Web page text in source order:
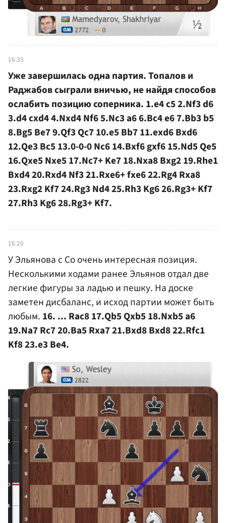
16:35
Уже завершилась одна партия. Топалов и
Раджабов сыграли вничью, не найдя способов
ослабить позицию соперника. 1.e4 c5 2.Nf3 d6
3.d4 cxd4 4.Nxd4 Nf6 5.Nc3 a6 6.Bc4 e6 7.Bb3 b5
8.Bg5 Be7 9.Qf3 Qc7 10.e5 Bb7 11.exd6 Bxd6
12.Qe3 Bc5 13.0-0-0 Nc6 14.Bxf6 gxf6 15.Nd5 Qe5
16.Qxe5 Nxe5 17.Nc7+ Ke7 18.Nxa8 Bxg2 19.Rhe1
Bxd4 20.Rxd4 Nf3 21.Rxe6+ fxe6 22.Rg4 Rxa8
23.Rxg2 Kf7 24.Rg3 Nd4 25.Rh3 Kg6 26.Rg3+ Kf7
27.Rh3 Kg6 28.Rg3+ Kf7.
16:20
У Эльянова с Со очень интересная позиция.
Несколькими ходами ранее Эльянов отдал две
легкие фигуры за ладью и пешку. На доске
заметен дисбаланс, и исход партии может быть
любым. 16. ... Rac8 17.Qb5 Qxb5 18.Nxb5 a6
19.Na7 Rc7 20.Ba5 Rxa7 21.Bxd8 Bxd8 22.Rfc1
Kf8 23.e3 Be4.